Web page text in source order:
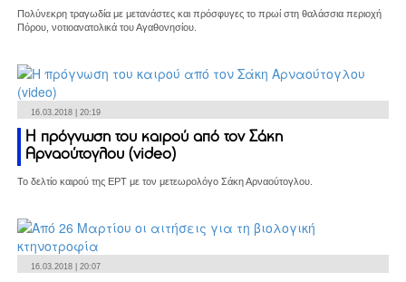
Πολύνεκρη τραγωδία με μετανάστες και πρόσφυγες το πρωί στη θαλάσσια περιοχή
Πόρου, νοτιοανατολικά του Αγαθονησίου.
16.03.2018 | 20:19
Η πρόγνωση του καιρού από τον Σάκη
Αρναούτογλου (video)
Το δελτίο καιρού της ΕΡΤ με τον μετεωρολόγο Σάκη Αρναούτογλου.
16.03.2018 | 20:07